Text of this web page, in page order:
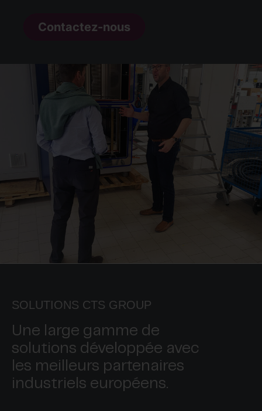
Contactez-nous
SOLUTIONS CTS GROUP
Une large gamme de
solutions développée avec
les meilleurs partenaires
industriels européens.